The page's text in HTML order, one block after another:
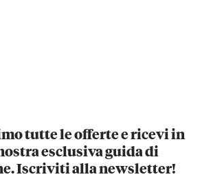
tutte le offerte e ricevi in
esclusiva guida di
Iscriviti alla newsletter!